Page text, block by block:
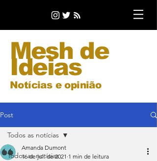
Mesh de
Ideias
Notícias e opinião
Post
Todos as notícias
Todos as notícias
Amanda Dumont
16 de jul. de 2021 1 min de leitura